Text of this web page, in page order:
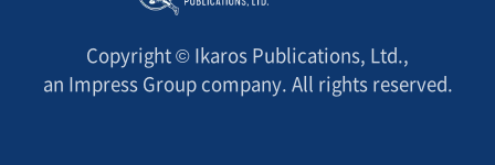
Copyright © Ikaros Publications, Ltd.,
an Impress Group company. All rights reserved.